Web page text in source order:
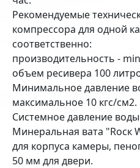
Рекомендуемые
компрессора для одной
соответственно:
производительность -
объем ресивера 100
Минимальное давление
максимальное 10 кгс/см2.
Системное давление воды
Минеральная вата "Rocк
для корпуса камеры,
50 мм для двери.